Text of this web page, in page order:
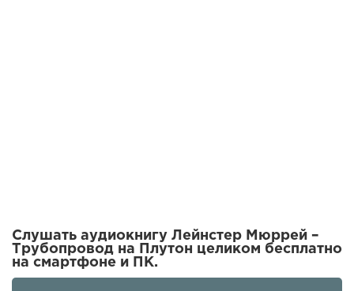
Слушать аудиокнигу Лейнстер Мюррей –
Трубопровод на Плутон целиком бесплатно
на смартфоне и ПК.